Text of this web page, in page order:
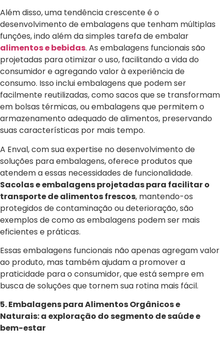
Além disso, uma tendência crescente é o
desenvolvimento de embalagens que tenham múltiplas
funções, indo além da simples tarefa de embalar
alimentos e bebidas. As embalagens funcionais são
projetadas para otimizar o uso, facilitando a vida do
consumidor e agregando valor à experiência de
consumo. Isso inclui embalagens que podem ser
facilmente reutilizadas, como sacos que se transformam
em bolsas térmicas, ou embalagens que permitem o
armazenamento adequado de alimentos, preservando
suas características por mais tempo.
A Enval, com sua expertise no desenvolvimento de
soluções para embalagens, oferece produtos que
atendem a essas necessidades de funcionalidade.
Sacolas e embalagens projetadas para facilitar o
transporte de alimentos frescos, mantendo-os
protegidos de contaminação ou deterioração, são
exemplos de como as embalagens podem ser mais
eficientes e práticas.
Essas embalagens funcionais não apenas agregam valor
ao produto, mas também ajudam a promover a
praticidade para o consumidor, que está sempre em
busca de soluções que tornem sua rotina mais fácil.
5. Embalagens para Alimentos Orgânicos e
Naturais: a exploração do segmento de saúde e
bem-estar